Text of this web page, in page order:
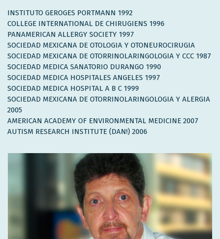
INSTITUTO GEROGES PORTMANN 1992
COLLEGE INTERNATIONAL DE CHIRUGIENS 1996
PANAMERICAN ALLERGY SOCIETY 1997
SOCIEDAD MEXICANA DE OTOLOGIA Y OTONEUROCIRUGIA
SOCIEDAD MEXICANA DE OTORRINOLARINGOLOGIA Y CCC 1987
SOCIEDAD MEDICA SANATORIO DURANGO 1990
SOCIEDAD MEDICA HOSPITALES ANGELES 1997
SOCIEDAD MEDICA HOSPITAL A B C 1999
SOCIEDAD MEXICANA DE OTORRINOLARINGOLOGIA Y ALERGIA
2005
AMERICAN ACADEMY OF ENVIRONMENTAL MEDICINE 2007
AUTISM RESEARCH INSTITUTE (DAN!) 2006